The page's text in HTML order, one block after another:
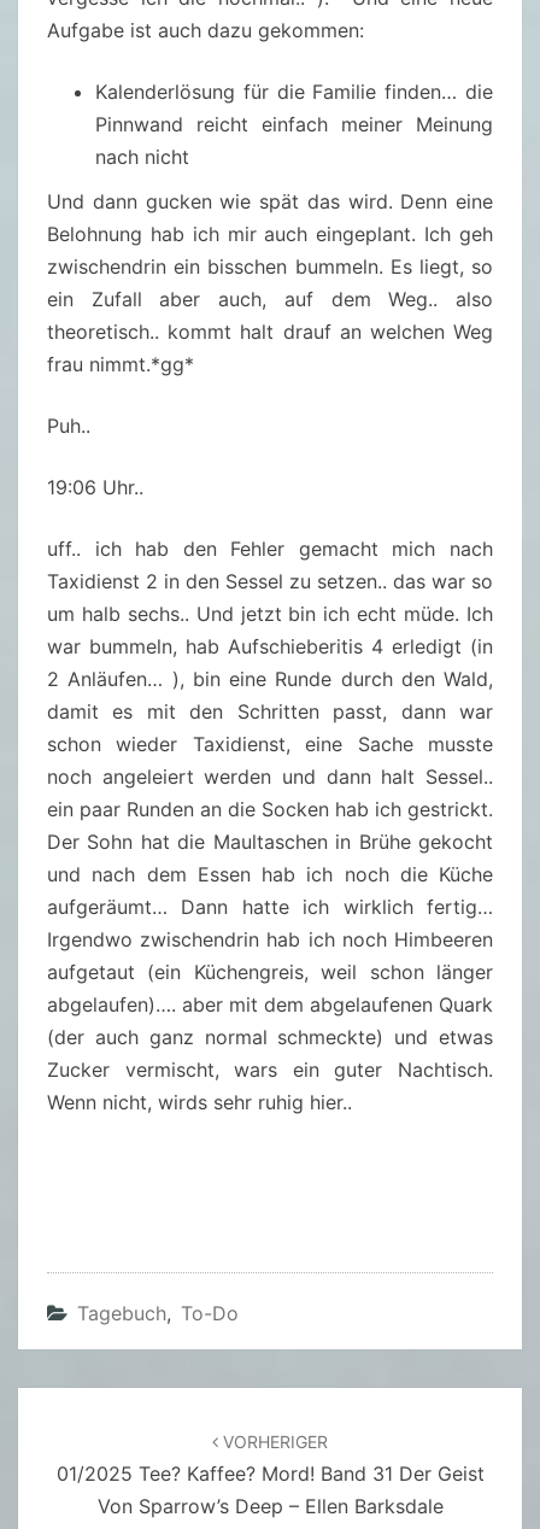
Aufgabe ist auch dazu gekommen:
Kalenderlösung für die Familie finden… die
Pinnwand reicht einfach meiner Meinung
nach nicht
Und dann gucken wie spät das wird. Denn eine
Belohnung hab ich mir auch eingeplant. Ich geh
zwischendrin ein bisschen bummeln. Es liegt, so
ein Zufall aber auch, auf dem Weg.. also
theoretisch.. kommt halt drauf an welchen Weg
frau nimmt.*gg*
Puh..
19:06 Uhr..
uff.. ich hab den Fehler gemacht mich nach
Taxidienst 2 in den Sessel zu setzen.. das war so
um halb sechs.. Und jetzt bin ich echt müde. Ich
war bummeln, hab Aufschieberitis 4 erledigt (in
2 Anläufen… ), bin eine Runde durch den Wald,
damit es mit den Schritten passt, dann war
schon wieder Taxidienst, eine Sache musste
noch angeleiert werden und dann halt Sessel..
ein paar Runden an die Socken hab ich gestrickt.
Der Sohn hat die Maultaschen in Brühe gekocht
und nach dem Essen hab ich noch die Küche
aufgeräumt… Dann hatte ich wirklich fertig…
Irgendwo zwischendrin hab ich noch Himbeeren
aufgetaut (ein Küchengreis, weil schon länger
abgelaufen)…. aber mit dem abgelaufenen Quark
(der auch ganz normal schmeckte) und etwas
Zucker vermischt, wars ein guter Nachtisch.
Wenn nicht, wirds sehr ruhig hier..
Tagebuch, To-Do
VORHERIGER
01/2025 Tee? Kaffee? Mord! Band 31 Der Geist
Von Sparrow’s Deep – Ellen Barksdale